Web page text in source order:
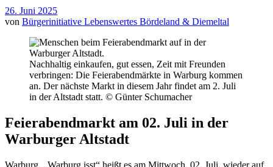
26. Juni 2025
von Bürgerinitiative Lebenswertes Bördeland & Diemeltal
Nachhaltig einkaufen, gut essen, Zeit mit Freunden
verbringen: Die Feierabendmärkte in Warburg kommen
an. Der nächste Markt in diesem Jahr findet am 2. Juli
in der Altstadt statt. © Günter Schumacher
Feierabendmarkt am 02. Juli in der
Warburger Altstadt
Warburg. „Warburg isst“ heißt es am Mittwoch, 02. Juli, wieder auf